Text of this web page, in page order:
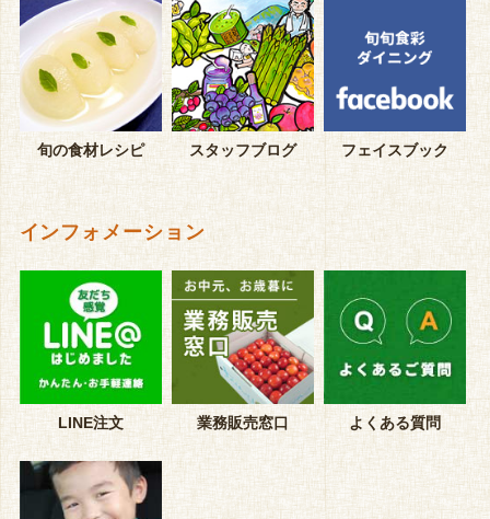
旬の食材レシピ スタッフブログ フェイスブック
インフォメーション
LINE注文 業務販売窓口 よくある質問